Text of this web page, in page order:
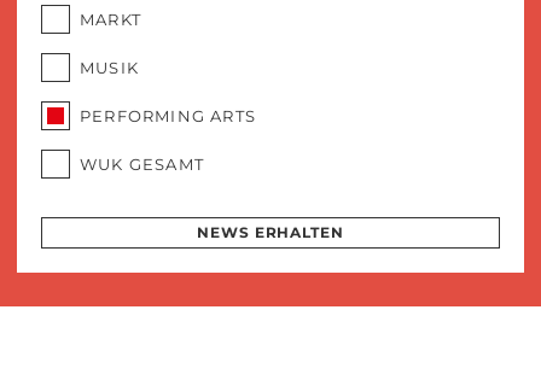
MARKT
MUSIK
PERFORMING ARTS
WUK GESAMT
NEWS ERHALTEN